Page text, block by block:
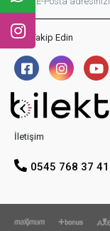
Bizi Takip Edin
İletişim
0545 768 37 41